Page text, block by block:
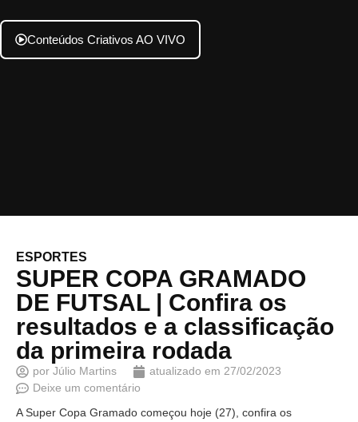
Conteúdos Criativos AO VIVO
ESPORTES
SUPER COPA GRAMADO
DE FUTSAL | Confira os
resultados e a classificação
da primeira rodada
por Júlio Martins atualizado em 27/02/2023
Deixe um comentário
A Super Copa Gramado começou hoje (27), confira os